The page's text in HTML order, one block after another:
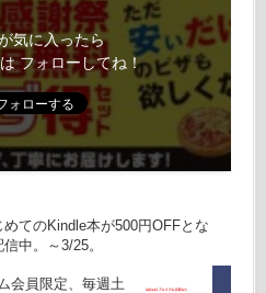
気に入ったら
フォローしてね！
てのKindle本が500円OFFとな
中。～3/25。
会員限定、毎週土